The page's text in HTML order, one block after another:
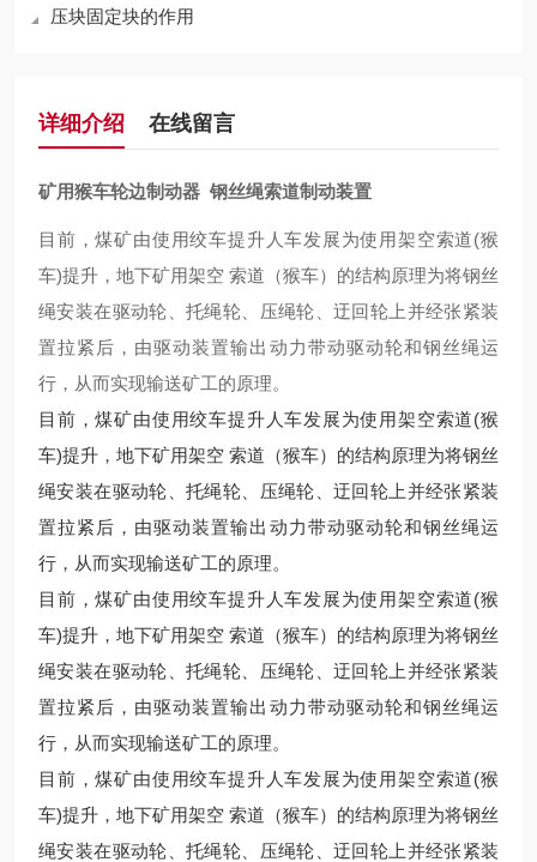
压块固定块的作用
详细介绍 在线留言
矿用猴车轮边制动器 钢丝绳索道制动装置
目前，煤矿由使用绞车提升人车发展为使用架空索道(猴
车)提升，地下矿用架空 索道（猴车）的结构原理为将钢丝
绳安装在驱动轮、托绳轮、压绳轮、迂回轮上并经张紧装
置拉紧后，由驱动装置输出动力带动驱动轮和钢丝绳运
行，从而实现输送矿工的原理。
目前，煤矿由使用绞车提升人车发展为使用架空索道(猴
车)提升，地下矿用架空 索道（猴车）的结构原理为将钢丝
绳安装在驱动轮、托绳轮、压绳轮、迂回轮上并经张紧装
置拉紧后，由驱动装置输出动力带动驱动轮和钢丝绳运
行，从而实现输送矿工的原理。
目前，煤矿由使用绞车提升人车发展为使用架空索道(猴
车)提升，地下矿用架空 索道（猴车）的结构原理为将钢丝
绳安装在驱动轮、托绳轮、压绳轮、迂回轮上并经张紧装
置拉紧后，由驱动装置输出动力带动驱动轮和钢丝绳运
行，从而实现输送矿工的原理。
目前，煤矿由使用绞车提升人车发展为使用架空索道(猴
车)提升，地下矿用架空 索道（猴车）的结构原理为将钢丝
绳安装在驱动轮、托绳轮、压绳轮、迂回轮上并经张紧装